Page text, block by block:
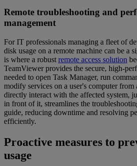
Remote troubleshooting and
management
For IT professionals managing a fleet of
disk usage on a remote machine can be a
is where a robust remote access solution
TeamViewer provides the secure, high-
needed to open Task Manager, run
modify services on a user's computer
directly interact with the affected system,
in front of it, streamlines the
guide, reducing downtime and resolving
efficiently.
Proactive measures to
usage